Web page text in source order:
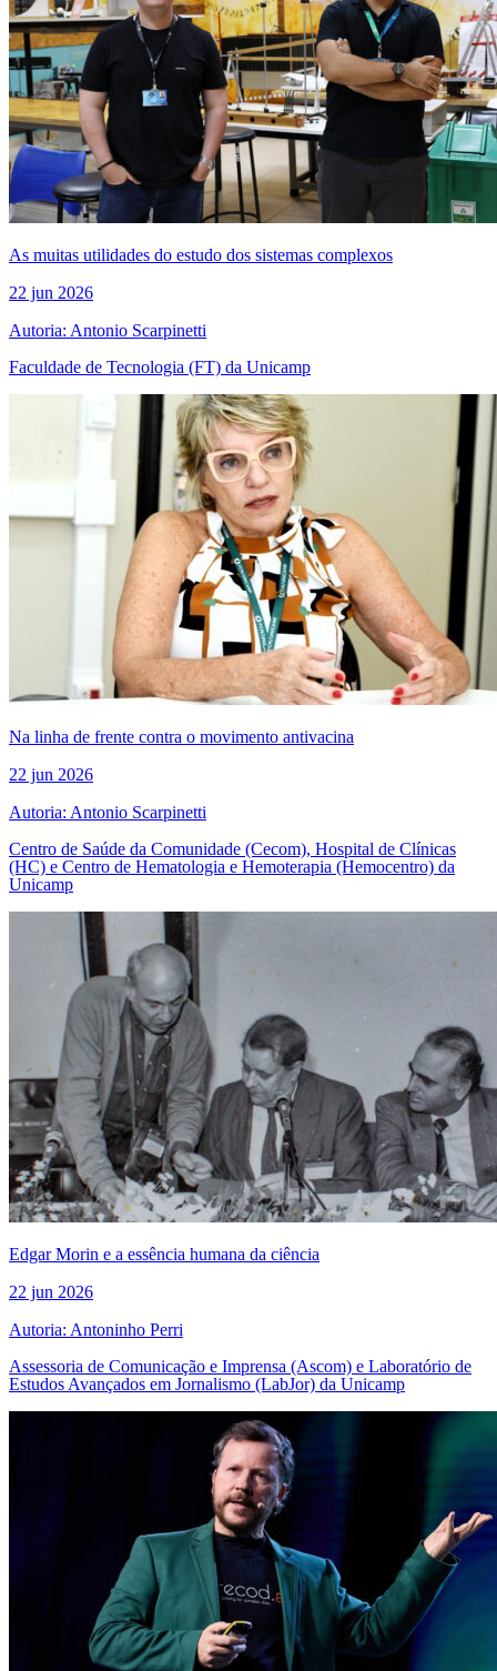
As muitas utilidades do estudo dos sistemas complexos
22 jun 2026
Autoria: Antonio Scarpinetti
Faculdade de Tecnologia (FT) da Unicamp
Na linha de frente contra o movimento antivacina
22 jun 2026
Autoria: Antonio Scarpinetti
Centro de Saúde da Comunidade (Cecom), Hospital de Clínicas
(HC) e Centro de Hematologia e Hemoterapia (Hemocentro) da
Unicamp
Edgar Morin e a essência humana da ciência
22 jun 2026
Autoria: Antoninho Perri
Assessoria de Comunicação e Imprensa (Ascom) e Laboratório de
Estudos Avançados em Jornalismo (LabJor) da Unicamp